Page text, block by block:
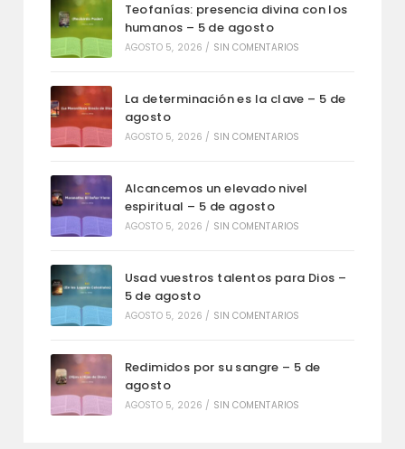
Teofanías: presencia divina con los
humanos – 5 de agosto
AGOSTO 5, 2026 / SIN COMENTARIOS
La determinación es la clave – 5 de
agosto
AGOSTO 5, 2026 / SIN COMENTARIOS
Alcancemos un elevado nivel
espiritual – 5 de agosto
AGOSTO 5, 2026 / SIN COMENTARIOS
Usad vuestros talentos para Dios –
5 de agosto
AGOSTO 5, 2026 / SIN COMENTARIOS
Redimidos por su sangre – 5 de
agosto
AGOSTO 5, 2026 / SIN COMENTARIOS